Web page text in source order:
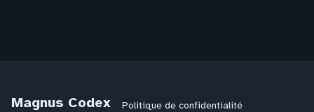
Magnus Codex
Politique de confidentialité